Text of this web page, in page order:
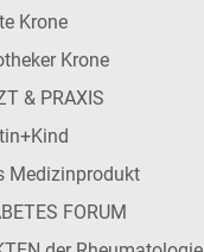
Krone
Krone
& PRAXIS
Medizinprodukt
FORUM